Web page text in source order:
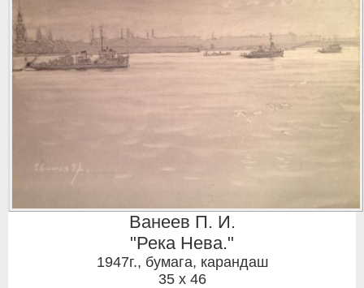
Ванеев П. И.
"Река Нева."
1947г., бумага, карандаш
35 x 46